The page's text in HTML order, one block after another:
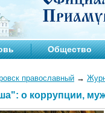
Общество
православный →
о коррупции,